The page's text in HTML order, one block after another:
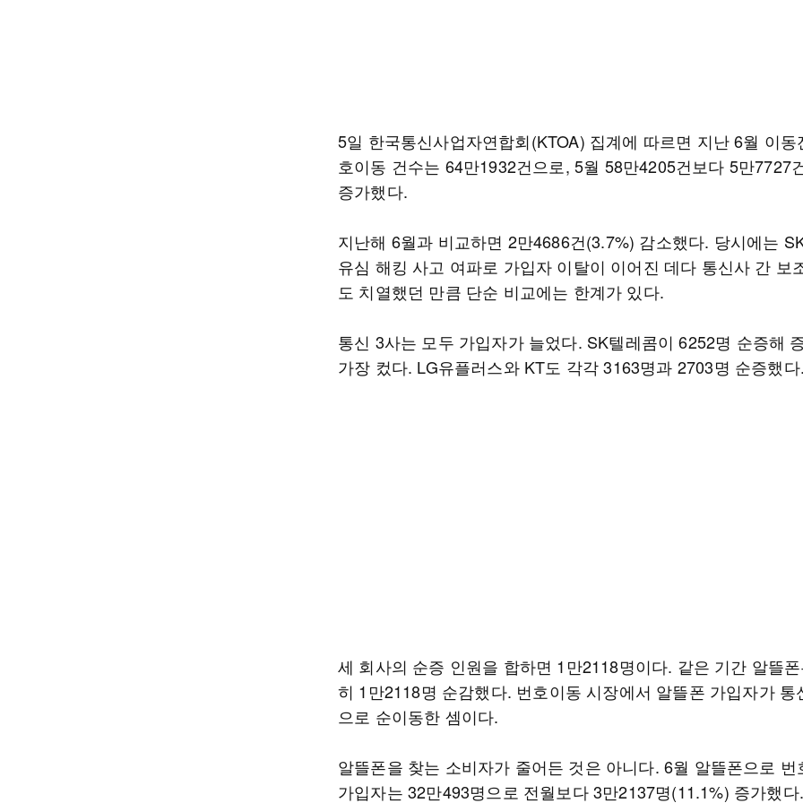
5일 한국통신사업자연합회(KTOA) 집계에 따르면 지난 6월 이동
호이동 건수는 64만1932건으로, 5월 58만4205건보다 5만7727
증가했다.
지난해 6월과 비교하면 2만4686건(3.7%) 감소했다. 당시에는
유심 해킹 사고 여파로 가입자 이탈이 이어진 데다 통신사 간 보
도 치열했던 만큼 단순 비교에는 한계가 있다.
통신 3사는 모두 가입자가 늘었다. SK텔레콤이 6252명 순증해
가장 컸다. LG유플러스와 KT도 각각 3163명과 2703명 순증했
세 회사의 순증 인원을 합하면 1만2118명이다. 같은 기간 알뜰
히 1만2118명 순감했다. 번호이동 시장에서 알뜰폰 가입자가 통
으로 순이동한 셈이다.
알뜰폰을 찾는 소비자가 줄어든 것은 아니다. 6월 알뜰폰으로 번
가입자는 32만493명으로 전월보다 3만2137명(11.1%) 증가했